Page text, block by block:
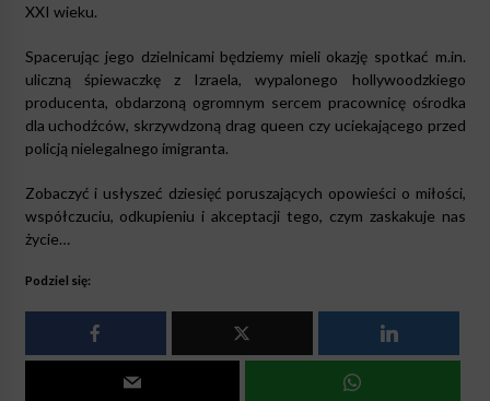
XXI wieku.
Spacerując jego dzielnicami będziemy mieli okazję spotkać m.in.
uliczną śpiewaczkę z Izraela, wypalonego hollywoodzkiego
producenta, obdarzoną ogromnym sercem pracownicę ośrodka
dla uchodźców, skrzywdzoną drag queen czy uciekającego przed
policją nielegalnego imigranta.
Zobaczyć i usłyszeć dziesięć poruszających opowieści o miłości,
współczuciu, odkupieniu i akceptacji tego, czym zaskakuje nas
życie…
Podziel się: